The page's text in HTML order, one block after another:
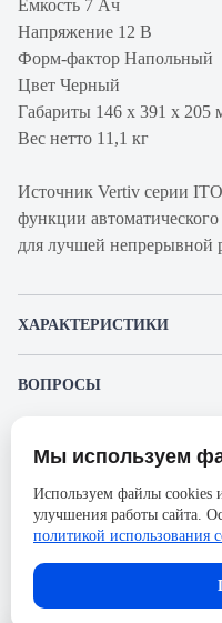
Ёмкость 7 Ач
Напряжение 12 В
Форм-фактор Напольный
Цвет Черный
Габариты 146 х 391 х 205
Вес нетто 11,1 кг
Источник Vertiv серии
функции автоматического
для лучшей непрерывной
ХАРАКТЕРИСТИКИ
Ширина, мм
Высота, мм
ВОПРОСЫ
Пожалуйста,
возможность
Представленные изображения и
без предварительного
ответственности в случае не
размещённым в карточке товара.
Мы используем
Используем файлы cookies
улучшения работы сайта.
политикой использования